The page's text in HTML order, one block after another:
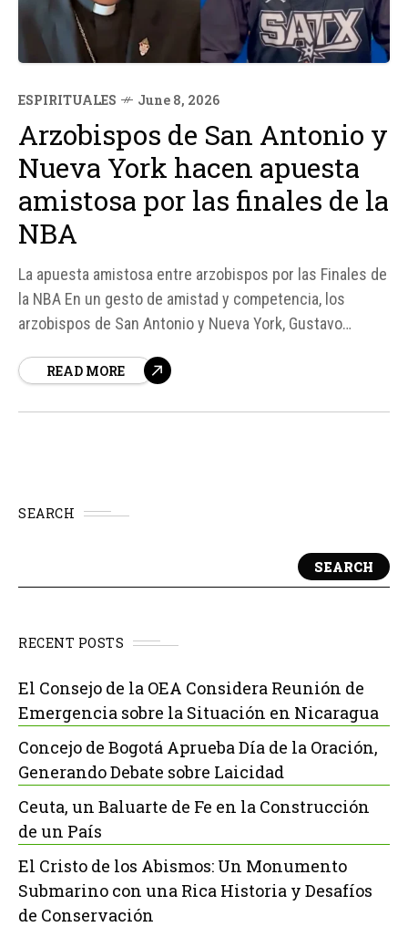
ESPIRITUALES June 8, 2026
Arzobispos de San Antonio y
Nueva York hacen apuesta
amistosa por las finales de la
NBA
La apuesta amistosa entre arzobispos por las Finales de
la NBA En un gesto de amistad y competencia, los
arzobispos de San Antonio y Nueva York, Gustavo
hecho una apuesta amistosa sobre el resultado de las
READ MORE
SEARCH
SEARCH
RECENT POSTS
El Consejo de la OEA Considera Reunión de
Emergencia sobre la Situación en Nicaragua
Concejo de Bogotá Aprueba Día de la Oración,
Generando Debate sobre Laicidad
Ceuta, un Baluarte de Fe en la Construcción
de un País
El Cristo de los Abismos: Un Monumento
Submarino con una Rica Historia y Desafíos
de Conservación